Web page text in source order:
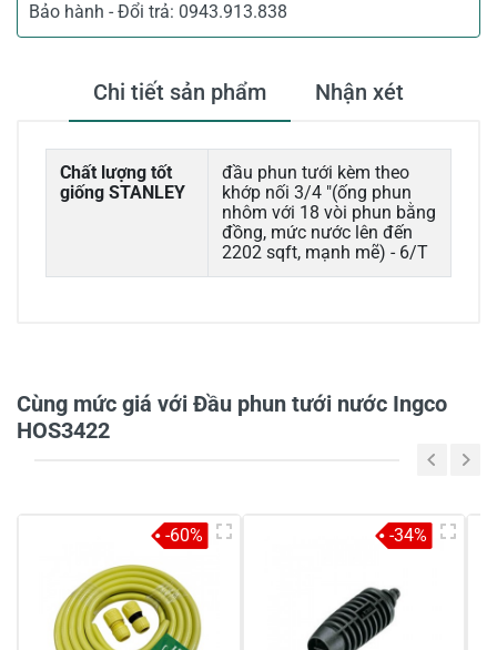
Bảo hành - Đổi trả: 0943.913.838
Chi tiết sản phẩm Nhận xét
Chất lượng tốt
giống STANLEY
đầu phun tưới kèm theo
khớp nối 3/4 "(ống phun
nhôm với 18 vòi phun bằng
đồng, mức nước lên đến
2202 sqft, mạnh mẽ) - 6/T
2
1
-
Cùng mức giá với Đầu phun tưới nước Ingco
HOS3422
-60% -34%